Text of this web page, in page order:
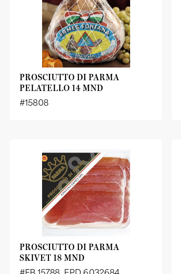
PROSCIUTTO DI PARMA
PELATELLO 14 MND
#15808
PROSCIUTTO DI PARMA
SKIVET 18 MND